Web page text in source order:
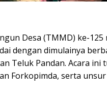
Desa (TMMD) ke-125
dengan dimulainya
Teluk Pandan. Acara ini
Forkopimda, serta